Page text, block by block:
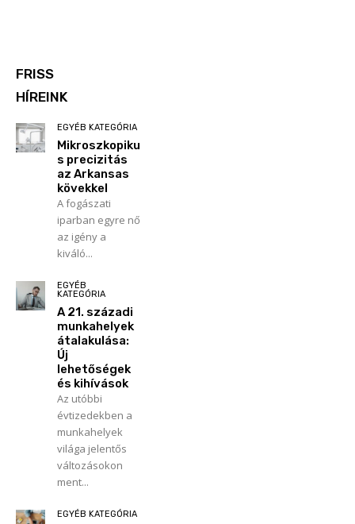
FRISS
HÍREINK
EGYÉB KATEGÓRIA
Mikroszkopiku
s precizitás
az Arkansas
kövekkel
A fogászati
iparban egyre nő
az igény a
kiváló...
EGYÉB
KATEGÓRIA
A 21. századi
munkahelyek
átalakulása:
Új
lehetőségek
és kihívások
Az utóbbi
évtizedekben a
munkahelyek
világa jelentős
változásokon
ment...
EGYÉB KATEGÓRIA